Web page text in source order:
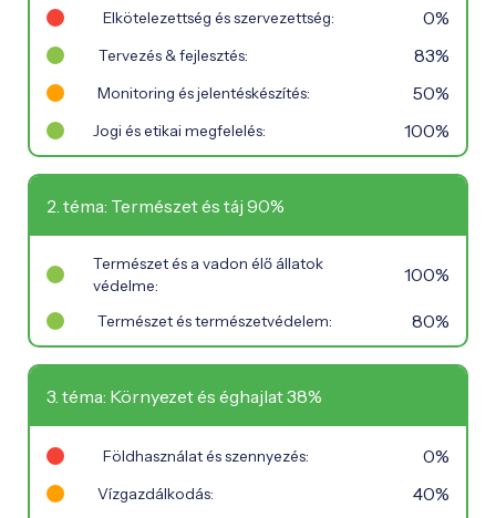
Elkötelezettség és szervezettség: 0%
Tervezés & fejlesztés: 83%
Monitoring és jelentéskészítés: 50%
Jogi és etikai megfelelés: 100%
2. téma: Természet és táj 90%
Természet és a vadon élő állatok
védelme:
100%
Természet és természetvédelem: 80%
3. téma: Környezet és éghajlat 38%
Földhasználat és szennyezés: 0%
Vízgazdálkodás: 40%